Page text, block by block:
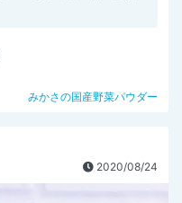
みかさの国産野菜パウダー
2020/08/24